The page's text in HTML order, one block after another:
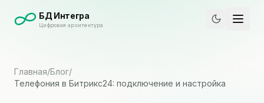
БД Интегра
Цифровая архитектура
Главная/Блог/
Телефония в Битрикс24: подключение и настройка